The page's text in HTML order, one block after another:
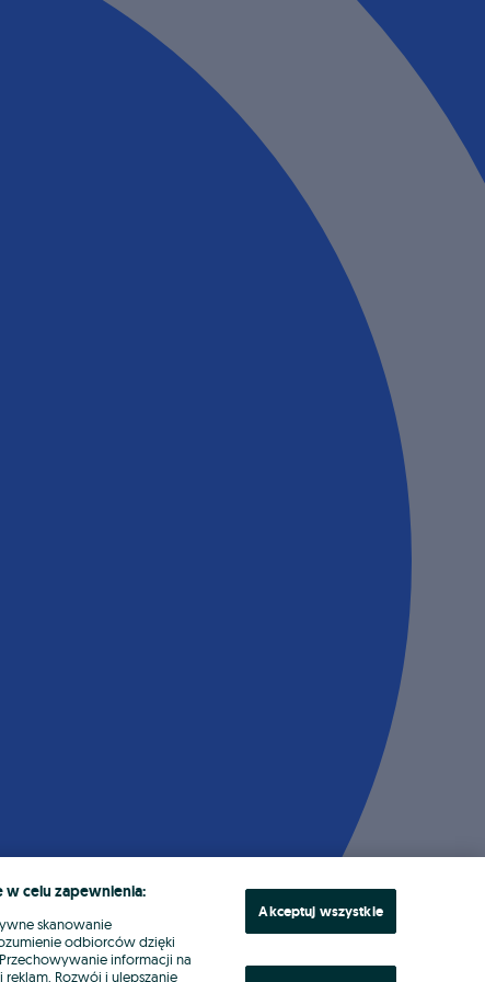
w celu zapewnienia:
skanowanie
odbiorców dzięki
informacji na
Rozwój i ulepszanie
Akceptuj wszystkie